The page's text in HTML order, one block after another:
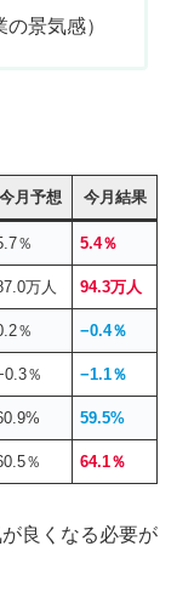
景気感）
今月予想 今月結果
％ 5.4％
万人 94.3万人
％ −0.4％
％ −1.1％
59.5%
％ 64.1％
良くなる必要が